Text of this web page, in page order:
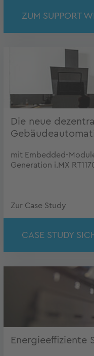
ZUM SUPPORT
Die neue
mit Embedded-
Generation i.MX
Zur Case Study
CASE STUDY
Energieeffiziente